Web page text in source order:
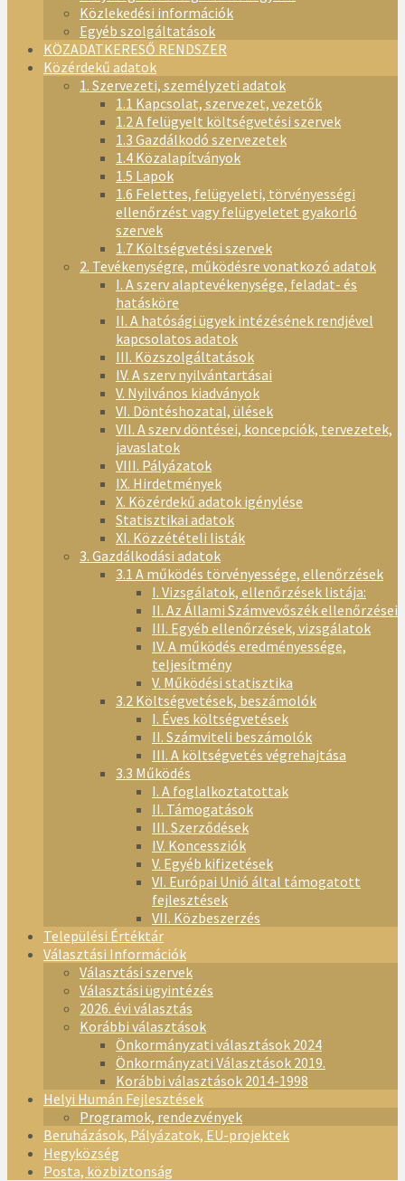
Közlekedési információk
Egyéb szolgáltatások
KÖZADATKERESŐ RENDSZER
Közérdekű adatok
1. Szervezeti, személyzeti adatok
1.1 Kapcsolat, szervezet, vezetők
1.2 A felügyelt költségvetési szervek
1.3 Gazdálkodó szervezetek
1.4 Közalapítványok
1.5 Lapok
1.6 Felettes, felügyeleti, törvényességi
ellenőrzést vagy felügyeletet gyakorló
szervek
1.7 Költségvetési szervek
2. Tevékenységre, működésre vonatkozó adatok
I. A szerv alaptevékenysége, feladat- és
hatásköre
II. A hatósági ügyek intézésének rendjével
kapcsolatos adatok
III. Közszolgáltatások
IV. A szerv nyilvántartásai
V. Nyilvános kiadványok
VI. Döntéshozatal, ülések
VII. A szerv döntései, koncepciók, tervezetek,
javaslatok
VIII. Pályázatok
IX. Hirdetmények
X. Közérdekű adatok igénylése
Statisztikai adatok
XI. Közzétételi listák
3. Gazdálkodási adatok
3.1 A működés törvényessége, ellenőrzések
I. Vizsgálatok, ellenőrzések listája:
II. Az Állami Számvevőszék ellenőrzései
III. Egyéb ellenőrzések, vizsgálatok
IV. A működés eredményessége,
teljesítmény
V. Működési statisztika
3.2 Költségvetések, beszámolók
I. Éves költségvetések
II. Számviteli beszámolók
III. A költségvetés végrehajtása
3.3 Működés
I. A foglalkoztatottak
II. Támogatások
III. Szerződések
IV. Koncessziók
V. Egyéb kifizetések
VI. Európai Unió által támogatott
fejlesztések
VII. Közbeszerzés
Települési Értéktár
Választási Információk
Választási szervek
Választási ügyintézés
2026. évi választás
Korábbi választások
Önkormányzati választások 2024
Önkormányzati Választások 2019.
Korábbi választások 2014-1998
Helyi Humán Fejlesztések
Programok, rendezvények
Beruházások, Pályázatok, EU-projektek
Hegyközség
Posta, közbiztonság